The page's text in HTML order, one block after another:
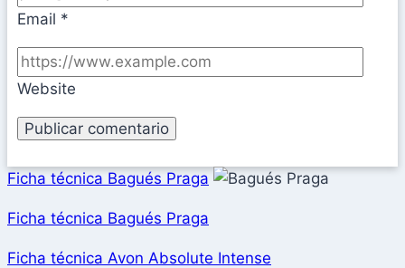
Email *
Website
Ficha técnica Bagués Praga
Ficha técnica Bagués Praga
Ficha técnica Avon Absolute Intense